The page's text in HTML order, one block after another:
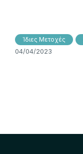
Ίδιες Μετοχές
04/04/2023